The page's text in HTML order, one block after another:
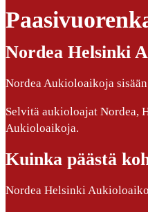
Nordea Helsinki
Nordea Aukioloaikoja
Selvitä aukioloajat Nordea,
Aukioloaikoja.
Kuinka päästä
Nordea Helsinki